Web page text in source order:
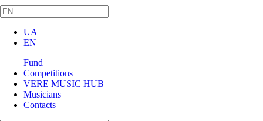
UA
EN
Fund
Competitions
VERE MUSIC HUB
Musicians
Contacts